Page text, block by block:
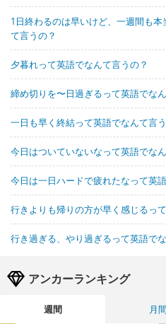
1日終わるのは早いけど、一週間も
て言うの？
夕暮れって英語でなんて言うの？
締め切りを〜日過ぎるって英語でな
一日も早く終結って英語でなんて言
今日はついていないなって英語でな
今日は一日ハードで疲れたなって英
行きよりも帰りの方が早く感じるっ
行き過ぎる、やり過ぎるって英語で
アンカーランキング
週間 月間